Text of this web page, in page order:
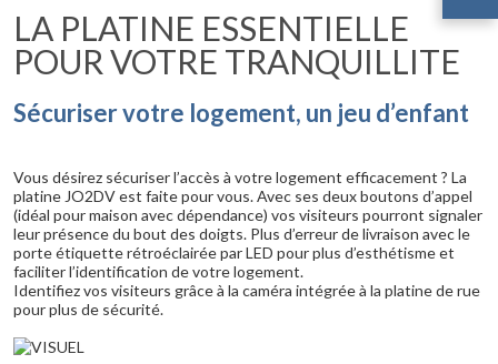
LA PLATINE ESSENTIELLE
POUR VOTRE TRANQUILLITE
Sécuriser votre logement, un jeu d’enfant
Vous désirez sécuriser l’accès à votre logement efficacement ? La
platine JO2DV est faite pour vous. Avec ses deux boutons d’appel
(idéal pour maison avec dépendance) vos visiteurs pourront signaler
leur présence du bout des doigts. Plus d’erreur de livraison avec le
porte étiquette rétroéclairée par LED pour plus d’esthétisme et
faciliter l’identification de votre logement.
Identifiez vos visiteurs grâce à la caméra intégrée à la platine de rue
pour plus de sécurité.